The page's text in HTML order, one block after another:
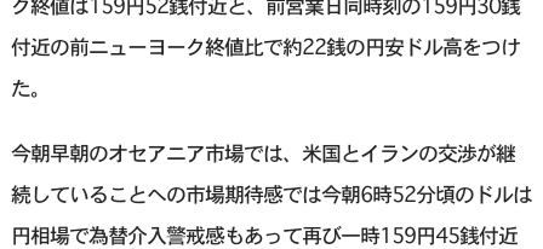
ク終値は159円52銭付近と、前営業日同時刻の159円30銭
付近の前ニューヨーク終値比で約22銭の円安ドル高をつけ
た。
今朝早朝のオセアニア市場では、米国とイランの交渉が継
続していることへの市場期待感では今朝6時52分頃のドルは
円相場で為替介入警戒感もあって再び一時159円45銭付近